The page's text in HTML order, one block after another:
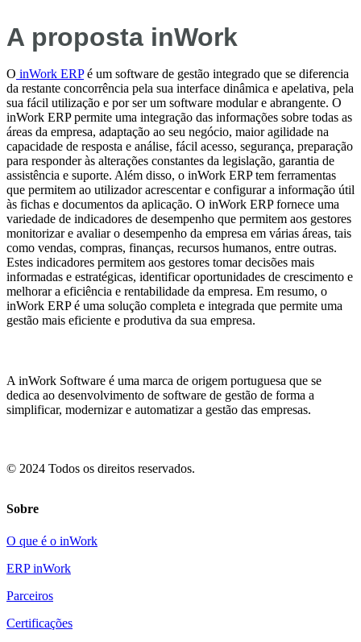
A proposta inWork
O inWork ERPé um software de gestão integrado que se diferencia
da restante concorrência pela sua interface dinâmica e apelativa, pela
sua fácil utilização e por ser um software modular e abrangente. O
inWork ERP permite uma integração das informações sobre todas as
áreas da empresa, adaptação ao seu negócio, maior agilidade na
capacidade de resposta e análise, fácil acesso, segurança, preparação
para responder às alterações constantes da legislação, garantia de
assistência e suporte. Além disso, o inWork ERP tem ferramentas
que permitem ao utilizador acrescentar e configurar a informação útil
às fichas e documentos da aplicação. O inWork ERP fornece uma
variedade de indicadores de desempenho que permitem aos gestores
monitorizar e avaliar o desempenho da empresa em várias áreas, tais
como vendas, compras, finanças, recursos humanos, entre outras.
Estes indicadores permitem aos gestores tomar decisões mais
informadas e estratégicas, identificar oportunidades de crescimento e
melhorar a eficiência e rentabilidade da empresa. Em resumo, o
inWork ERP é uma solução completa e integrada que permite uma
gestão mais eficiente e produtiva da sua empresa.
A inWork Software é uma marca de origem portuguesa que se
dedica ao desenvolvimento de software de gestão de forma a
simplificar, modernizar e automatizar a gestão das empresas.
© 2024 Todos os direitos reservados.
Sobre
O que é o inWork
ERP inWork
Parceiros
Certificações